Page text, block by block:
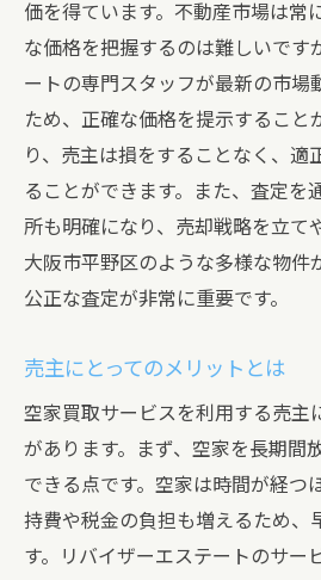
価を得ています。不動産市場は常
な価格を把握するのは難しいです
ートの専門スタッフが最新の市場
ため、正確な価格を提示すること
り、売主は損をすることなく、適
ることができます。また、査定を
所も明確になり、売却戦略を立て
大阪市平野区のような多様な物件
公正な査定が非常に重要です。
売主にとってのメリットとは
空家買取サービスを利用する売主
があります。まず、空家を長期間
できる点です。空家は時間が経つ
持費や税金の負担も増えるため、
す。リバイザーエステートのサー